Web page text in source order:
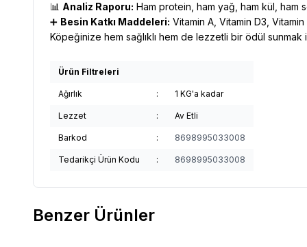
📊 Analiz Raporu: Ham protein, ham yağ, ham kül, ham
➕ Besin Katkı Maddeleri: Vitamin A, Vitamin D3,
Köpeğinize hem sağlıklı hem de lezzetli bir ödül sunmak
Ürün Filtreleri
Ağırlık : 1 KG'a kadar
Lezzet : Av Etli
Barkod : 8698995033008
Tedarikçi Ürün Kodu : 8698995033008
Benzer Ürünler